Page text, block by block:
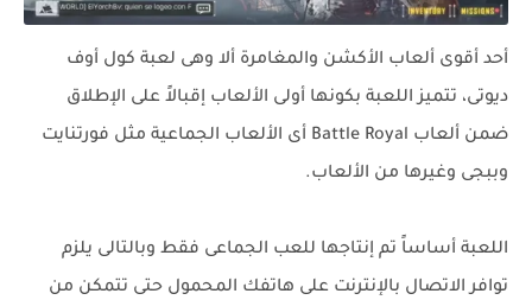
أحد أقوى ألعاب الأكشن والمغامرة ألا وهى لعبة كول أوف
ديوتى، تتميز اللعبة بكونها أولى الألعاب إقبالاً على الإطلاق
ضمن ألعاب Battle Royal أى الألعاب الجماعية مثل فورتنايت
وببجى وغيرها من الألعاب.
اللعبة أساساً تم إنتاجها للعب الجماعى فقط وبالتالى يلزم
توافر الاتصال بالإنترنت على هاتفك المحمول حتى تتمكن من